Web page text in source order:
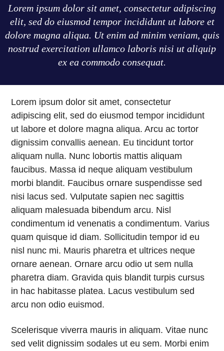
Lorem ipsum dolor sit amet, consectetur adipiscing
elit, sed do eiusmod tempor incididunt ut labore et
dolore magna aliqua. Ut enim ad minim veniam, quis
nostrud exercitation ullamco laboris nisi ut aliquip
ex ea commodo consequat.
Lorem ipsum dolor sit amet, consectetur
adipiscing elit, sed do eiusmod tempor incididunt
ut labore et dolore magna aliqua. Arcu ac tortor
dignissim convallis aenean. Eu tincidunt tortor
aliquam nulla. Nunc lobortis mattis aliquam
faucibus. Massa id neque aliquam vestibulum
morbi blandit. Faucibus ornare suspendisse sed
nisi lacus sed. Vulputate sapien nec sagittis
aliquam malesuada bibendum arcu. Nisl
condimentum id venenatis a condimentum. Varius
quam quisque id diam. Sollicitudin tempor id eu
nisl nunc mi. Mauris pharetra et ultrices neque
ornare aenean. Ornare arcu odio ut sem nulla
pharetra diam. Gravida quis blandit turpis cursus
in hac habitasse platea. Lacus vestibulum sed
arcu non odio euismod.
Scelerisque viverra mauris in aliquam. Vitae nunc
sed velit dignissim sodales ut eu sem. Morbi enim